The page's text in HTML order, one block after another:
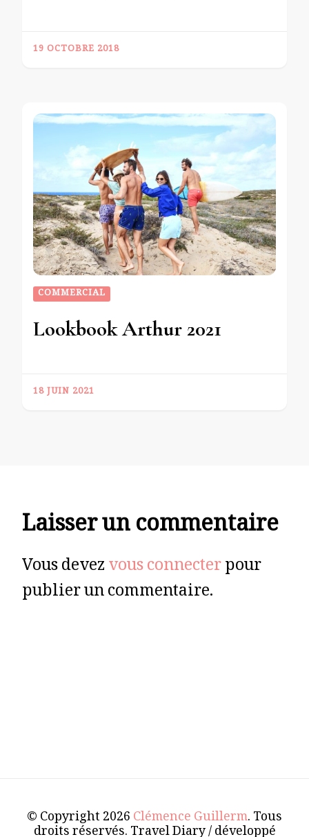
19 OCTOBRE 2018
COMMERCIAL
Lookbook Arthur 2021
18 JUIN 2021
Laisser un commentaire
Vous devezvous connecterpour
publier un commentaire.
© Copyright 2026 Clémence Guillerm. Tous
droits réservés. Travel Diary / développé